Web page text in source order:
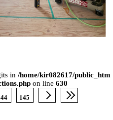
in/home/kir082617/public_htm
on line630
145